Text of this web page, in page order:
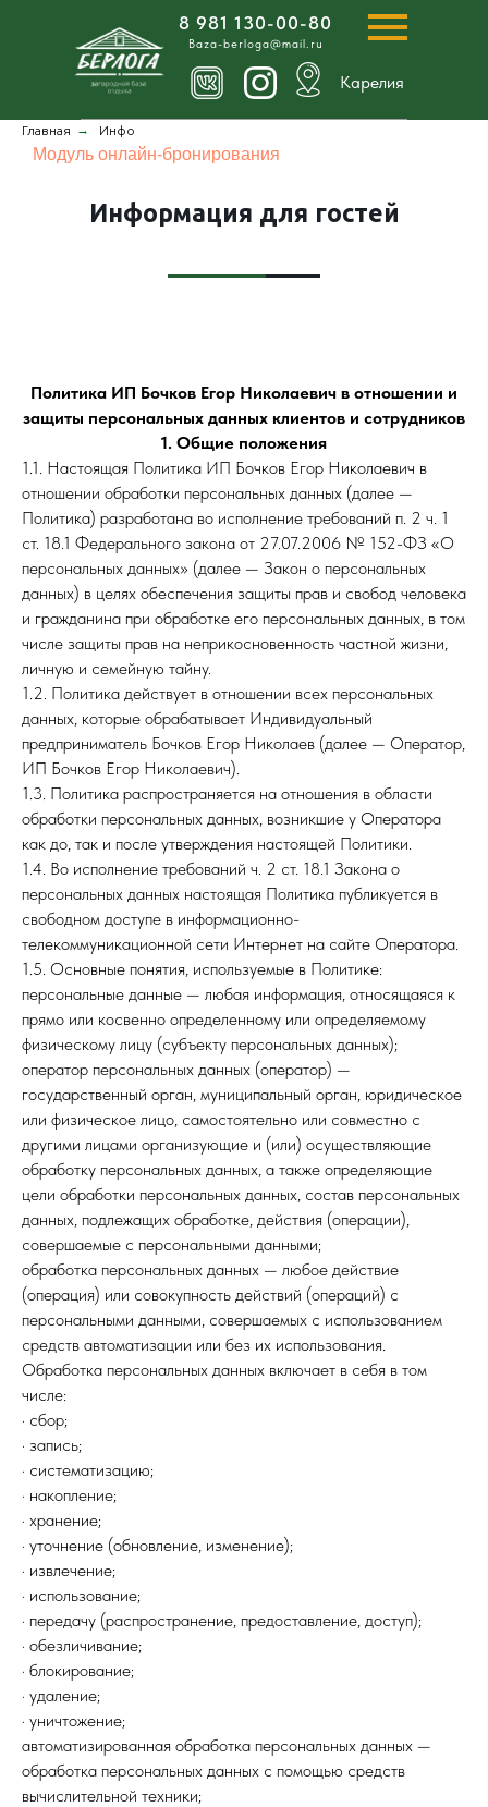
8 981 130-00-80
Baza-berloga@mail.ru
Карелия
Главная → Инфо
Модуль онлайн-бронирования
Информация для гостей
Политика ИП Бочков Егор Николаевич в отношении и
защиты персональных данных клиентов и сотрудников
1. Общие положения
1.1. Настоящая Политика ИП Бочков Егор Николаевич в
отношении обработки персональных данных (далее —
Политика) разработана во исполнение требований п. 2 ч. 1
ст. 18.1 Федерального закона от 27.07.2006 № 152-ФЗ «О
персональных данных» (далее — Закон о персональных
данных) в целях обеспечения защиты прав и свобод человека
и гражданина при обработке его персональных данных, в том
числе защиты прав на неприкосновенность частной жизни,
личную и семейную тайну.
1.2. Политика действует в отношении всех персональных
данных, которые обрабатывает Индивидуальный
предприниматель Бочков Егор Николаев (далее — Оператор,
ИП Бочков Егор Николаевич).
1.3. Политика распространяется на отношения в области
обработки персональных данных, возникшие у Оператора
как до, так и после утверждения настоящей Политики.
1.4. Во исполнение требований ч. 2 ст. 18.1 Закона о
персональных данных настоящая Политика публикуется в
свободном доступе в информационно-
телекоммуникационной сети Интернет на сайте Оператора.
1.5. Основные понятия, используемые в Политике:
персональные данные — любая информация, относящаяся к
прямо или косвенно определенному или определяемому
физическому лицу (субъекту персональных данных);
оператор персональных данных (оператор) —
государственный орган, муниципальный орган, юридическое
или физическое лицо, самостоятельно или совместно с
другими лицами организующие и (или) осуществляющие
обработку персональных данных, а также определяющие
цели обработки персональных данных, состав персональных
данных, подлежащих обработке, действия (операции),
совершаемые с персональными данными;
обработка персональных данных — любое действие
(операция) или совокупность действий (операций) с
персональными данными, совершаемых с использованием
средств автоматизации или без их использования.
Обработка персональных данных включает в себя в том
числе:
· сбор;
· запись;
· систематизацию;
· накопление;
· хранение;
· уточнение (обновление, изменение);
· извлечение;
· использование;
· передачу (распространение, предоставление, доступ);
· обезличивание;
· блокирование;
· удаление;
· уничтожение;
автоматизированная обработка персональных данных —
обработка персональных данных с помощью средств
вычислительной техники;